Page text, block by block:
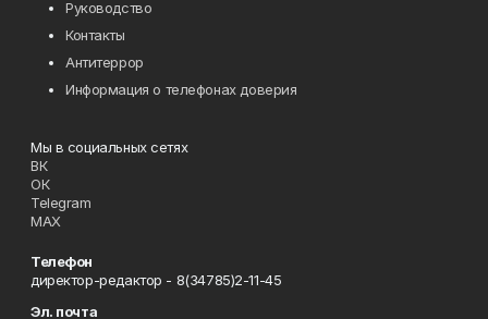
Руководство
Контакты
Антитеррор
Информация о телефонах доверия
Мы в социальных сетях
ВК
ОК
Telegram
MAX
Телефон
директор-редактор - 8(34785)2-11-45
Эл. почта